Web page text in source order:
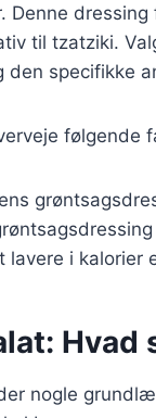
Denne
til tzatziki.
specifikke
følgende
lavere i kalorier
Hvad
nogle